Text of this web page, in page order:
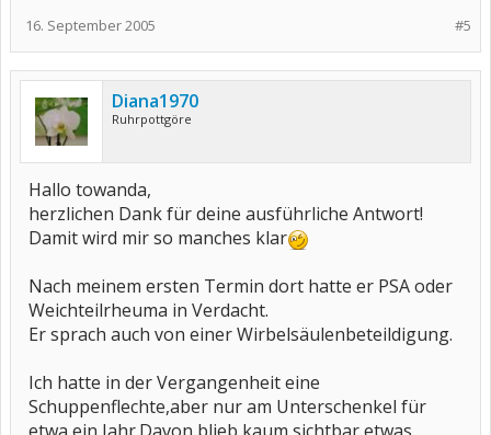
#5
16. September 2005
Diana1970
Ruhrpottgöre
Hallo towanda,
herzlichen Dank für deine ausführliche Antwort!
Damit wird mir so manches klar
Nach meinem ersten Termin dort hatte er PSA oder
Weichteilrheuma in Verdacht.
Er sprach auch von einer Wirbelsäulenbeteildigung.
Ich hatte in der Vergangenheit eine
Schuppenflechte,aber nur am Unterschenkel für